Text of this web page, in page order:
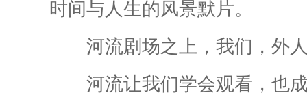
时间与人生的风景默片。
河流剧场之上，我们，外人
河流让我们学会观看，也成